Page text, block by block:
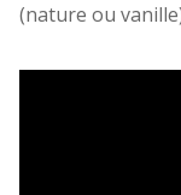
(nature ou